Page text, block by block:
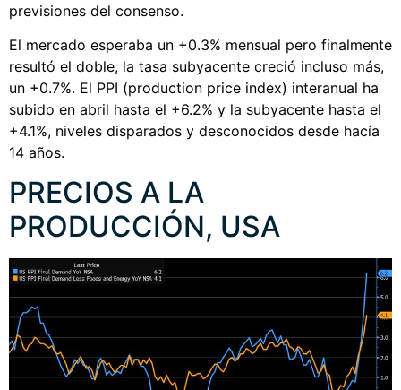
previsiones del consenso.
El mercado esperaba un +0.3% mensual pero finalmente
resultó el doble, la tasa subyacente creció incluso más,
un +0.7%. El PPI (production price index) interanual ha
subido en abril hasta el +6.2% y la subyacente hasta el
+4.1%, niveles disparados y desconocidos desde hacía
14 años.
PRECIOS A LA
PRODUCCIÓN, USA